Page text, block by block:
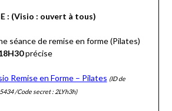
: (Visio : ouvert à tous)
séance de remise en forme (Pilates)
précise
Remise en Forme – Pilates (ID de
/Code secret : 2LYh3h)